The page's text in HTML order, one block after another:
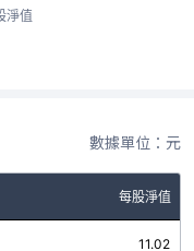
淨值
數據單位：元
每股淨值
11.02